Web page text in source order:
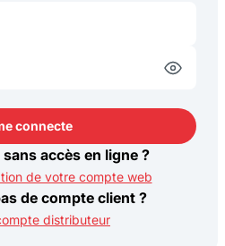
connecte
connecte
accès en ligne ?
de votre compte web
de compte client ?
distributeur